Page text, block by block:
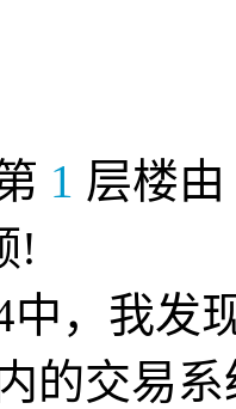
1 层楼由
!
中，我发
的交易